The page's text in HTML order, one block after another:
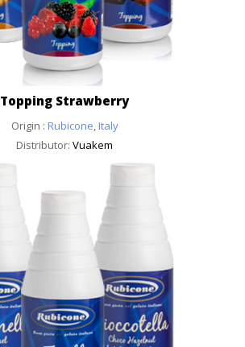
Topping Strawberry
Origin : Rubicone Italy
Distributor: Vuakem